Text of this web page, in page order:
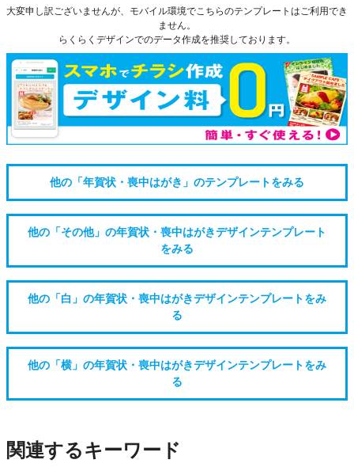
大変申し訳ございませんが、モバイル環境でこちらのテンプレートはご利用でき
ません。
らくらくデザインでのデータ作成を推奨しております。
他の「年賀状・喪中はがき」のテンプレートをみる
他の「その他」の年賀状・喪中はがきデザインテンプレート
をみる
他の「白」の年賀状・喪中はがきデザインテンプレートをみ
る
他の「横」の年賀状・喪中はがきデザインテンプレートをみ
る
関連するキーワード